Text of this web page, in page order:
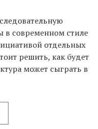
в современном стиле
отдельных
решить, как будет
может сыграть в